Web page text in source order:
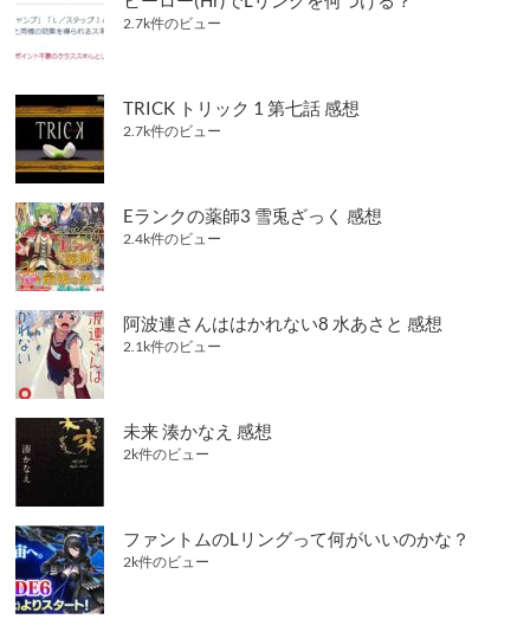
2.7k件のビュー
TRICK トリック 1 第七話 感想
2.7k件のビュー
Eランクの薬師3 雪兎ざっく 感想
2.4k件のビュー
阿波連さんははかれない8 水あさと 感想
2.1k件のビュー
未来 湊かなえ 感想
2k件のビュー
ファントムのLリングって何がいいのかな？
2k件のビュー